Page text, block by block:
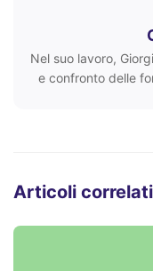
Nel suo lavoro,
e confronto delle
Articoli correlati